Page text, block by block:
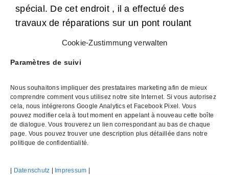
Cookie-Zustimmung verwalten
Paramètres de suivi
Nous souhaitons impliquer des prestataires marketing afin de mieux
comprendre comment vous utilisez notre site Internet. Si vous autorisez
cela, nous intégrerons Google Analytics et Facebook Pixel. Vous
pouvez modifier cela à tout moment en appelant à nouveau cette boîte
de dialogue. Vous trouverez un lien correspondant au bas de chaque
page. Vous pouvez trouver une description plus détaillée dans notre
politique de confidentialité.
| Datenschutz | Impressum |
spécial. De cet endroit , il a effectué des
travaux de réparations sur un pont roulant
francais, telle est notre devise
März 25th, 2020